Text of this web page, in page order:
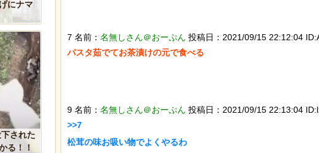
7 名前： 名無しさん＠おーぷん 投稿日：2021/09/15 22:12:04
パスタ茹でてお茶漬けの元で食べる
9 名前： 名無しさん＠おーぷん 投稿日：2021/09/15 22:13:04
>>7
松茸の味お吸い物でよくやるわ
にナマ
された
る！！
ている「アベシパン」のビジュアルが